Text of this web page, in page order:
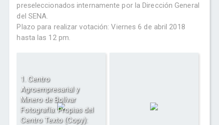
preseleccionados internamente por la Dirección General
del SENA.
Plazo para realizar votación: Viernes 6 de abril 2018
hasta las 12 pm.
1. Centro
Agroempresarial y
Minero de Bolívar
Fotografía: Propias del
Centro Texto (Copy):